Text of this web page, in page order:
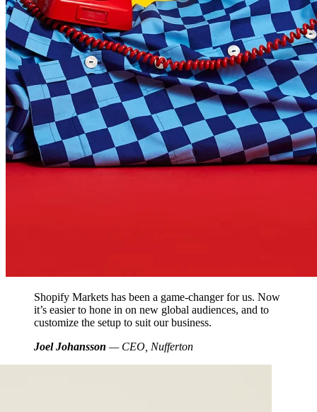
Shopify Markets has been a game-changer for us. Now
it’s easier to hone in on new global audiences, and to
customize the setup to suit our business.
Joel Johansson — CEO, Nufferton